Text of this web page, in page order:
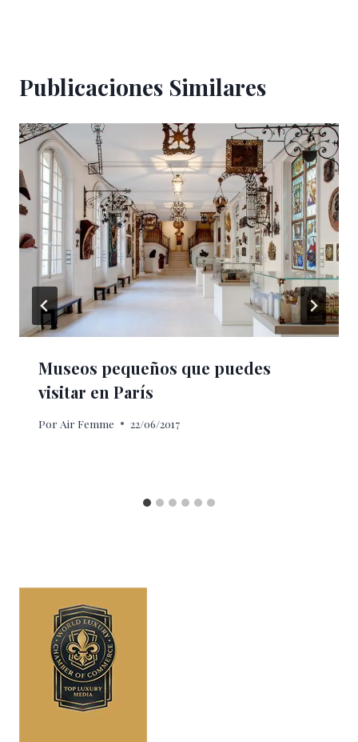
Publicaciones Similares
Museos pequeños que puedes
visitar en París
Por Air Femme 22/06/2017